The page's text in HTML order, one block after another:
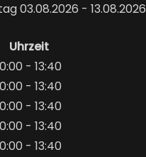
03.08.2026 - 13.08.2026
Uhrzeit
- 13:40
- 13:40
- 13:40
- 13:40
- 13:40